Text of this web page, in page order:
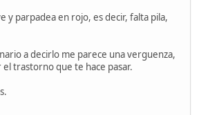
y parpadea en rojo, es decir, falta pila,
a decirlo me parece una verguenza,
el trastorno que te hace pasar.